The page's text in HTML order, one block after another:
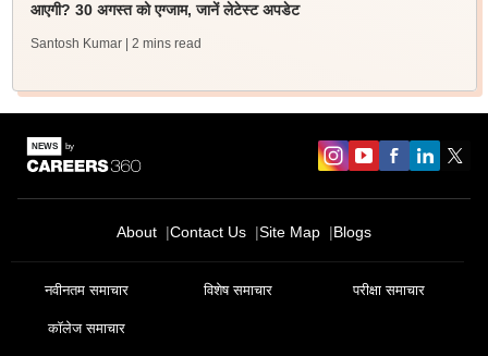
आएगी? 30 अगस्त को एग्जाम, जानें लेटेस्ट अपडेट
Santosh Kumar | 2 mins read
About Contact Us Site Map Blogs
नवीनतम समाचार विशेष समाचार परीक्षा समाचार
कॉलेज समाचार